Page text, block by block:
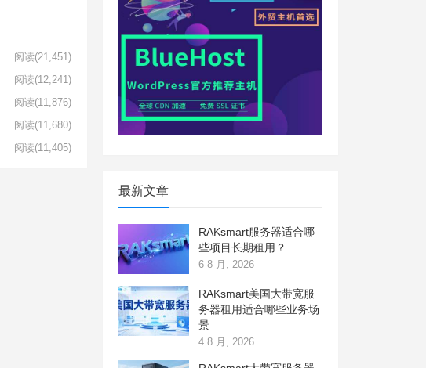
阅读(21,451)
阅读(12,241)
阅读(11,876)
阅读(11,680)
阅读(11,405)
最新文章
RAKsmart服务器适合哪
些项目长期租用？
6 8 月, 2026
RAKsmart美国大带宽服
务器租用适合哪些业务场
景
4 8 月, 2026